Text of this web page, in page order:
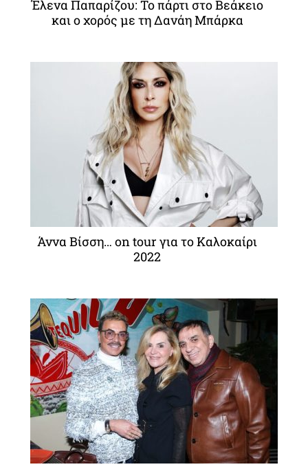
Έλενα Παπαρίζου: To πάρτι στο Βεάκειο
και ο χορός με τη Δανάη Μπάρκα
Άννα Βίσση… on tour για το Καλοκαίρι
2022